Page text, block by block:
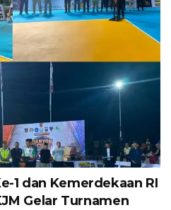
1 dan Kemerdekaan RI
Gelar Turnamen